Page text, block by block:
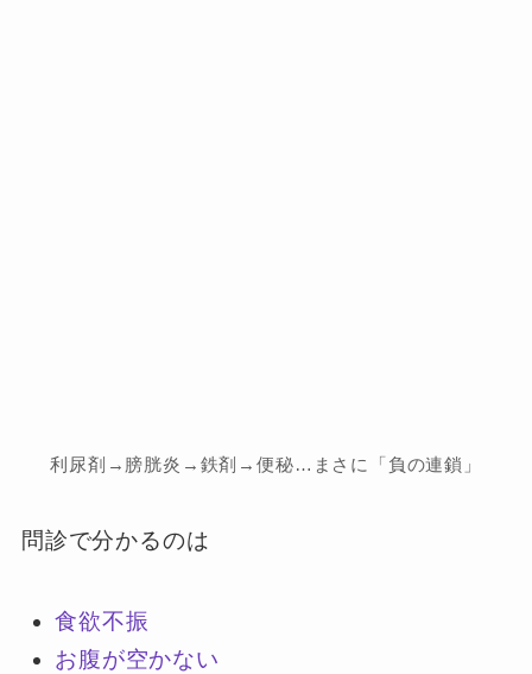
利尿剤→膀胱炎→鉄剤→便秘…まさに「負の連鎖」
問診で分かるのは
食欲不振
お腹が空かない